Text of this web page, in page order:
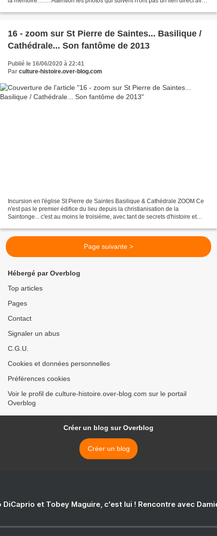
16 - zoom sur St Pierre de Saintes... Basilique /
Cathédrale... Son fantôme de 2013
Publié le 16/06/2020 à 22:41
Par culture-histoire.over-blog.com
Incursion en l'église St Pierre de Saintes Basilique & Cathédrale ZOOM Ce
n'est pas le premier édifice du lieu depuis la christianisation de la
Saintonge... c'est au moins le troisième, avec tant de secrets d'histoire et
Page suivante >
Hébergé par Overblog
Top articles
Pages
Contact
Signaler un abus
C.G.U.
Cookies et données personnelles
Préférences cookies
Voir le profil de culture-histoire.over-blog.com sur le portail
Overblog
Créer un blog sur Overblog
Créer un blog
DiCaprio et Tobey Maguire, c'est lui ! Rencontre avec